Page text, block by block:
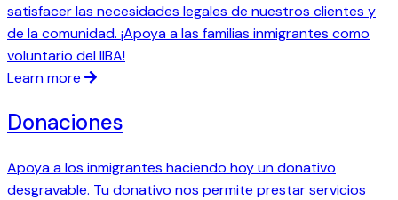
satisfacer las necesidades legales de nuestros clientes y
de la comunidad. ¡Apoya a las familias inmigrantes como
voluntario del IIBA!
Learn more
Donaciones
Apoya a los inmigrantes haciendo hoy un donativo
desgravable. Tu donativo nos permite prestar servicios